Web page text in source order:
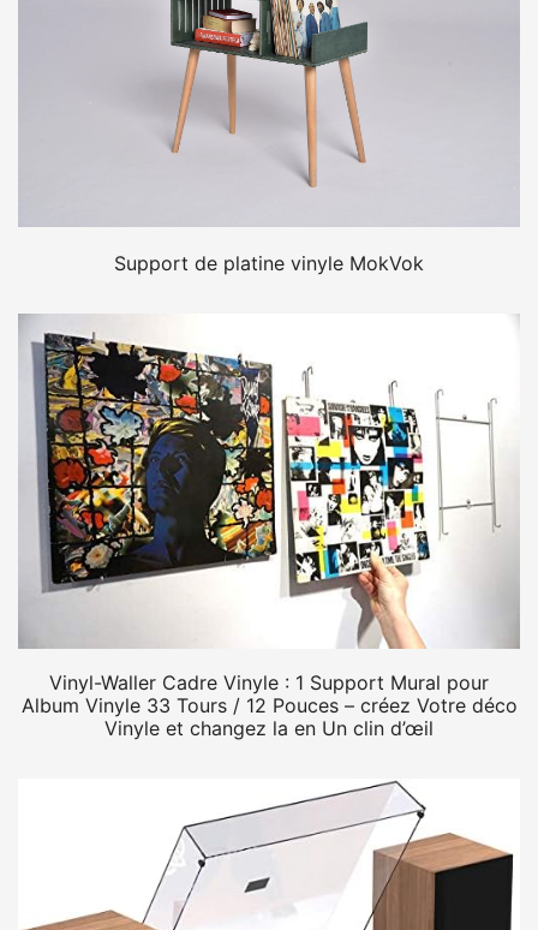
Support de platine vinyle MokVok
Vinyl-Waller Cadre Vinyle : 1 Support Mural pour
Album Vinyle 33 Tours / 12 Pouces – créez Votre déco
Vinyle et changez la en Un clin d’œil